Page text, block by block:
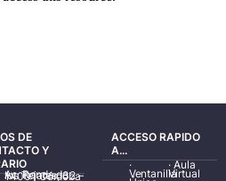
DE
Y
Av. Ronda de los Tejares, 32 – 14001 Córdoba
ACCESO RAPIDO
A...
·
Ventanilla
·Aula
Virtual